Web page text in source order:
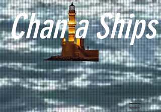
Chan a Ships